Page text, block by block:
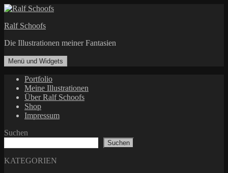
Zum
springen
Ralf Schoofs
Die Illustrationen meiner Fantasien
Menü und Widgets
Portfolio
Meine Illustrationen
Über Ralf Schoofs
Shop
Impressum
Suchen
Suchen
KATEGORIEN